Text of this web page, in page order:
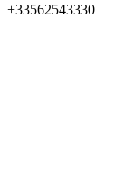
+33562543330